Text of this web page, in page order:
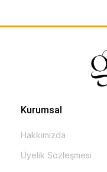
Kurumsal
Hakkımızda
Üyelik Sözleşmesi